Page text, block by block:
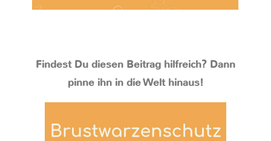
Findest Du diesen Beitrag hilfreich? Dann
pinne ihn in die Welt hinaus!